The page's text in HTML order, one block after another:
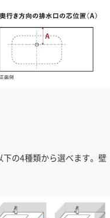
の4種類から選べます。壁